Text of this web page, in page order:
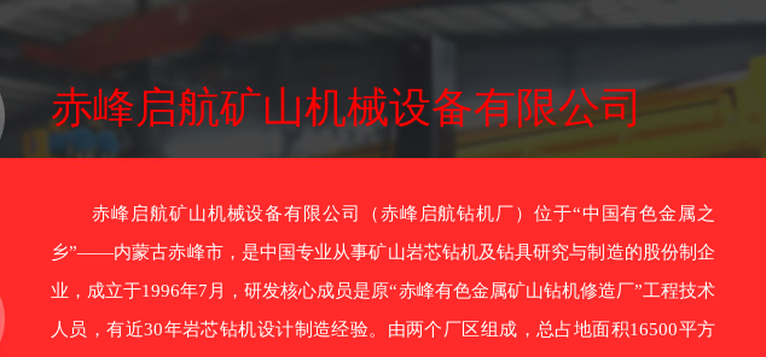
赤峰启航矿山机械设备有限公司
赤峰启航矿山机械设备有限公司（赤峰启航钻机厂）位于“中国有色金属之
乡”——内蒙古赤峰市，是中国专业从事矿山岩芯钻机及钻具研究与制造的股份制企
业，成立于1996年7月，研发核心成员是原“赤峰有色金属矿山钻机修造厂”工程技术
人员，有近30年岩芯钻机设计制造经验。由两个厂区组成，总占地面积16500平方